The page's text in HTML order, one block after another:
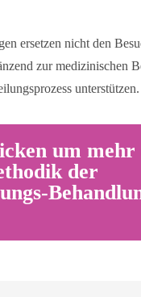
ersetzen nicht den
zur medizinischen
unterstützen.
um mehr
der